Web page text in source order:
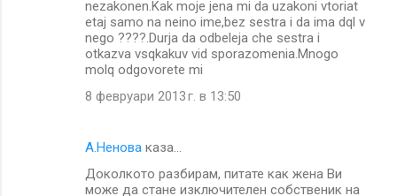
nezakonen.Kak moje jena mi da uzakoni vtoriat
etaj samo na neino ime,bez sestra i da ima dql v
nego ????.Durja da odbeleja che sestra i
otkazva vsqkakuv vid sporazomenia.Mnogo
molq odgovorete mi
8 февруари 2013 г. в 13:50
A.Ненова каза…
Доколкото разбирам, питате как жена Ви
може да стане изключителен собственик на